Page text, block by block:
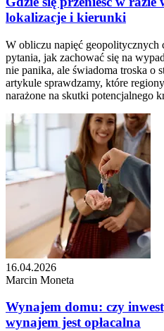
lokalizacje i kierunki
W obliczu napięć geopolitycznych
pytania, jak zachować się na
nie panika, ale świadoma troska o
artykule sprawdzamy, które
narażone na skutki potencjalnego
16.04.2026
Marcin Moneta
Wynajem domu: czy
wynajem jest opłacalna